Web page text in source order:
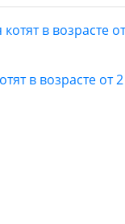
в возрасте от